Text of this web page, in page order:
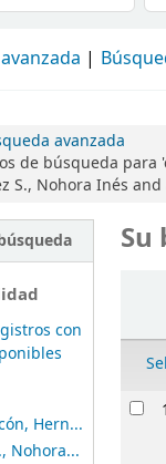
avanzada
de búsqueda para
S., Nohora Inés and
con
Hern...
Nohora...
Su